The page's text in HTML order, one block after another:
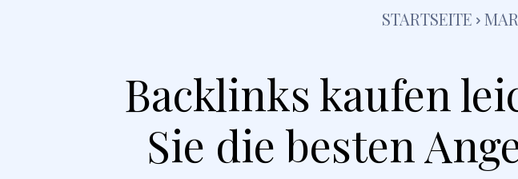
STARTSEITE
Backlinks kaufen
Sie die besten